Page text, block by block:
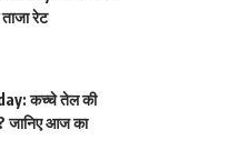
रेट
कच्चे तेल की
जानिए आज का